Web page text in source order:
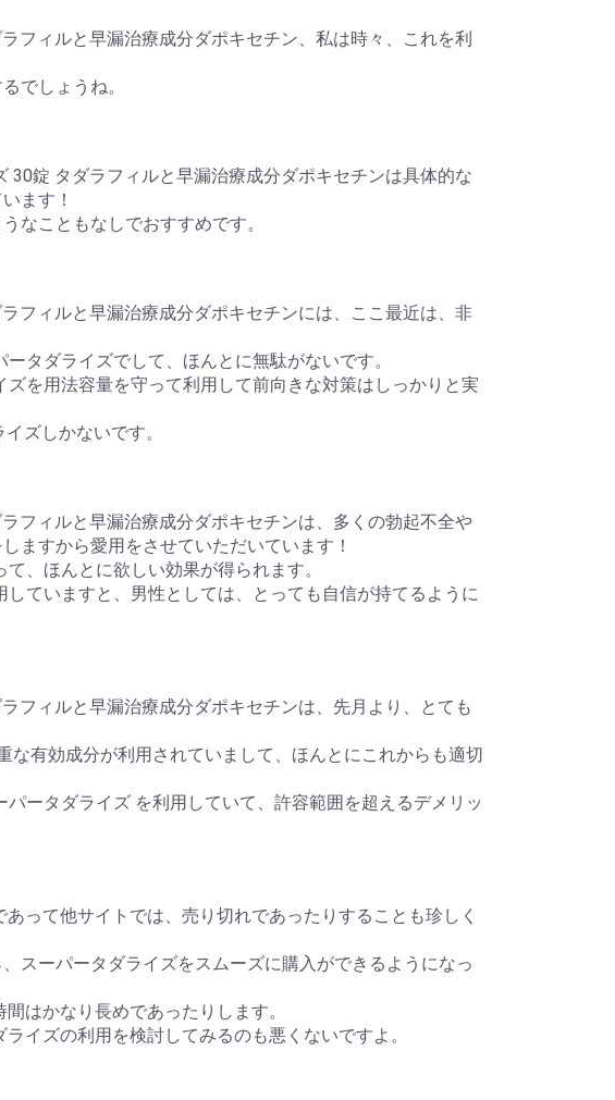
フィルと早漏治療成分ダポキセチン、私は時々、これを利
でしょうね。
30錠 タダラフィルと早漏治療成分ダポキセチンは具体的な
ます！
なこともなしでおすすめです。
フィルと早漏治療成分ダポキセチンには、ここ最近は、非
タダライズでして、ほんとに無駄がないです。
ズを用法容量を守って利用して前向きな対策はしっかりと実
ズしかないです。
フィルと早漏治療成分ダポキセチンは、多くの勃起不全や
ますから愛用をさせていただいています！
、ほんとに欲しい効果が得られます。
していますと、男性としては、とっても自信が持てるように
フィルと早漏治療成分ダポキセチンは、先月より、とても
な有効成分が利用されていまして、ほんとにこれからも適切
パータダライズ を利用していて、許容範囲を超えるデメリッ
って他サイトでは、売り切れであったりすることも珍しく
スーパータダライズをスムーズに購入ができるようになっ
はかなり長めであったりします。
イズの利用を検討してみるのも悪くないですよ。